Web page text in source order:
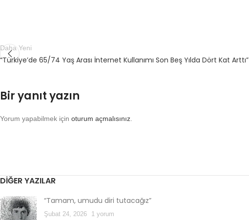
Daha Yeni
“Türkiye’de 65/74 Yaş Arası İnternet Kullanımı Son Beş Yılda Dört Kat Arttı”
Bir yanıt yazın
Yorum yapabilmek için oturum açmalısınız
DIĞER YAZILAR
“Tamam, umudu diri tutacağız”
Şubat 24, 2026 1 yorum